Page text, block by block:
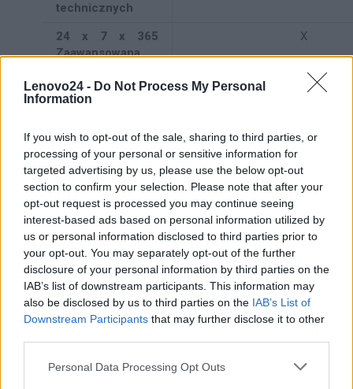
Lenovo24 - Do Not Process My Personal
Information
If you wish to opt-out of the sale, sharing to third parties, or
processing of your personal or sensitive information for
targeted advertising by us, please use the below opt-out
section to confirm your selection. Please note that after your
opt-out request is processed you may continue seeing
interest-based ads based on personal information utilized by
us or personal information disclosed to third parties prior to
your opt-out. You may separately opt-out of the further
disclosure of your personal information by third parties on the
IAB’s list of downstream participants. This information may
also be disclosed by us to third parties on the IAB’s List of
Downstream Participants that may further disclose it to other
Personal Data Processing Opt Outs
technicznych
24 x 7 x 365
Zaawansowana
techniczna pod
specjalnym
telefonu
X
Zgłoszenia
serwisowe oraz
wysyłka części
Standard
Next-
business-
day onsite
labor &
parts
prioritization
Kompleksowe
wsparcie
sprzętowe oraz
oprogramowania
X